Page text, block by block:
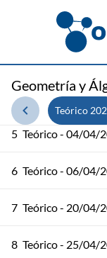
Geometría y
Teórico
Teórico - 23/03/
4 Teórico - 30/03/
5 Teórico - 04/04/
6 Teórico - 06/04/
7 Teórico - 20/04/
8 Teórico - 25/04/